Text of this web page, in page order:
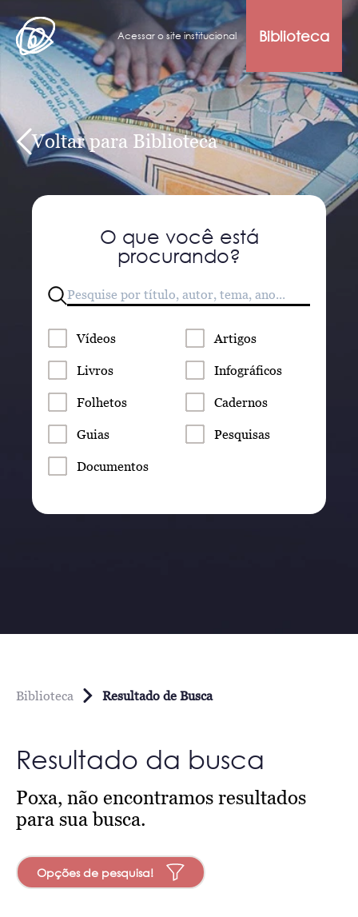
Acessar o site institucional Biblioteca
Voltar para Biblioteca
O que você está
procurando?
Vídeos Artigos
Livros Infográficos
Folhetos Cadernos
Guias Pesquisas
Documentos
Biblioteca Resultado de Busca
Resultado da busca
Poxa, não encontramos resultados
para sua busca.
Opções de pesquisa!